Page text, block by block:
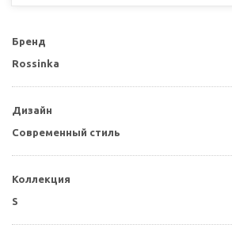
Бренд
Rossinka
Дизайн
Современный стиль
Коллекция
S